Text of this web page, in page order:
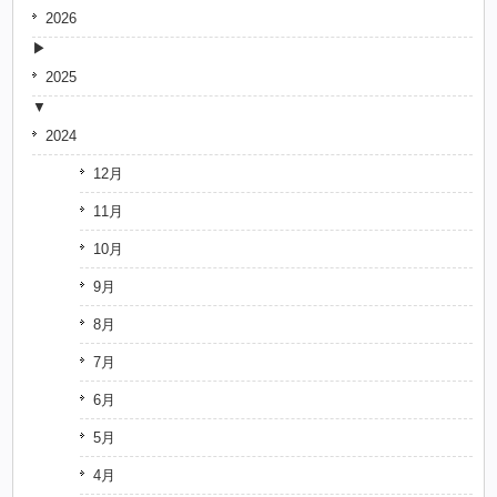
2026
2025
2024
12月
11月
10月
9月
8月
7月
6月
5月
4月